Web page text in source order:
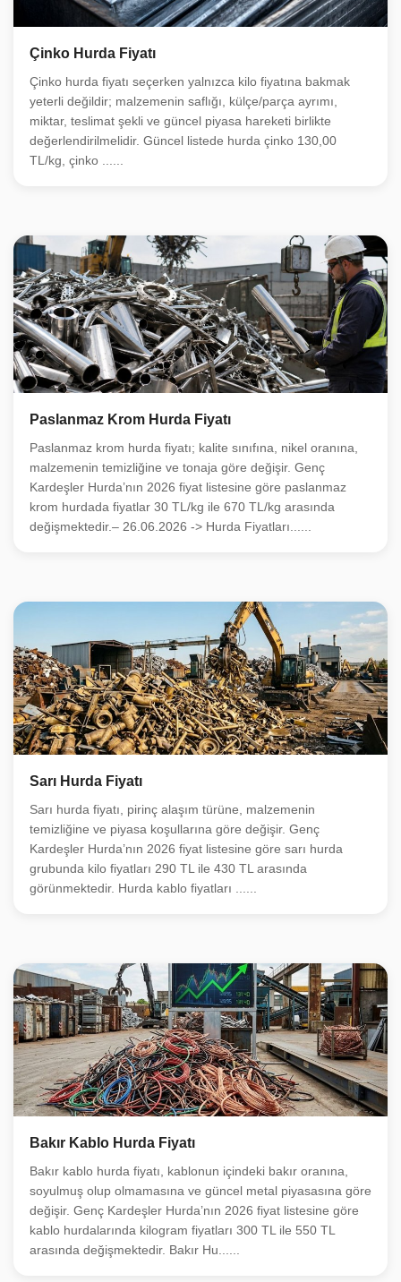
Çinko Hurda Fiyatı
Çinko hurda fiyatı seçerken yalnızca kilo fiyatına bakmak
yeterli değildir; malzemenin saflığı, külçe/parça ayrımı,
miktar, teslimat şekli ve güncel piyasa hareketi birlikte
değerlendirilmelidir. Güncel listede hurda çinko 130,00
TL/kg, çinko ......
Paslanmaz Krom Hurda Fiyatı
Paslanmaz krom hurda fiyatı; kalite sınıfına, nikel oranına,
malzemenin temizliğine ve tonaja göre değişir. Genç
Kardeşler Hurda’nın 2026 fiyat listesine göre paslanmaz
krom hurdada fiyatlar 30 TL/kg ile 670 TL/kg arasında
değişmektedir.– 26.06.2026 -> Hurda Fiyatları......
Sarı Hurda Fiyatı
Sarı hurda fiyatı, pirinç alaşım türüne, malzemenin
temizliğine ve piyasa koşullarına göre değişir. Genç
Kardeşler Hurda’nın 2026 fiyat listesine göre sarı hurda
grubunda kilo fiyatları 290 TL ile 430 TL arasında
görünmektedir. Hurda kablo fiyatları ......
Bakır Kablo Hurda Fiyatı
Bakır kablo hurda fiyatı, kablonun içindeki bakır oranına,
soyulmuş olup olmamasına ve güncel metal piyasasına göre
değişir. Genç Kardeşler Hurda’nın 2026 fiyat listesine göre
kablo hurdalarında kilogram fiyatları 300 TL ile 550 TL
arasında değişmektedir. Bakır Hu......